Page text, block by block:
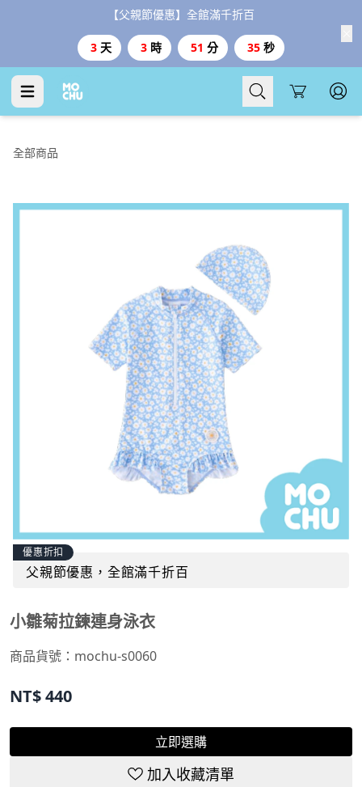
【父親節優惠】全館滿千折百
3 天 3 時 51 分 34 秒
Cart
全部商品
優惠折扣
父親節優惠，全館滿千折百
小雛菊拉鍊連身泳衣
商品貨號： mochu-s0060
NT$440
立即選購
加入收藏清單